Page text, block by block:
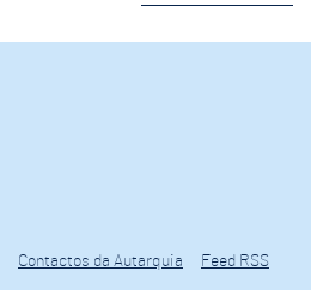
Contactos da Autarquia Feed RSS